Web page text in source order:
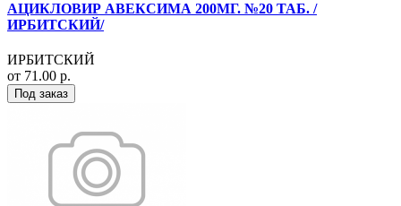
АЦИКЛОВИР АВЕКСИМА 200МГ. №20 ТАБ. /
ИРБИТСКИЙ/
ИРБИТСКИЙ
от 71.00 р.
Под заказ